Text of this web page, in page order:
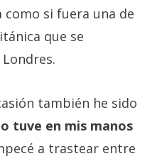
si fuera una de
que se
también he sido
tuve en mis manos
a trastear entre